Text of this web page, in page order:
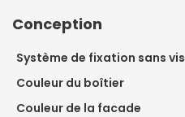
Conception
Système de fixation sans vis
Couleur du boîtier
Couleur de la facade